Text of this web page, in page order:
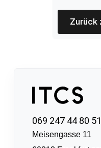
Zurück
069 247 44 80 51
Meisengasse 11